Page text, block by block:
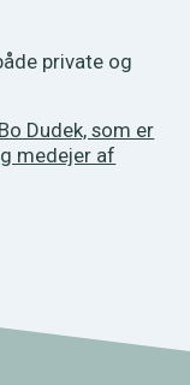
private og
Dudek, som er
medejer af